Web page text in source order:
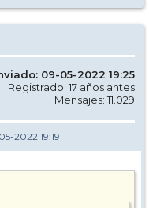
09-05-2022 19:25
Registrado: 17 años antes
Mensajes: 11.029
2022 19:19